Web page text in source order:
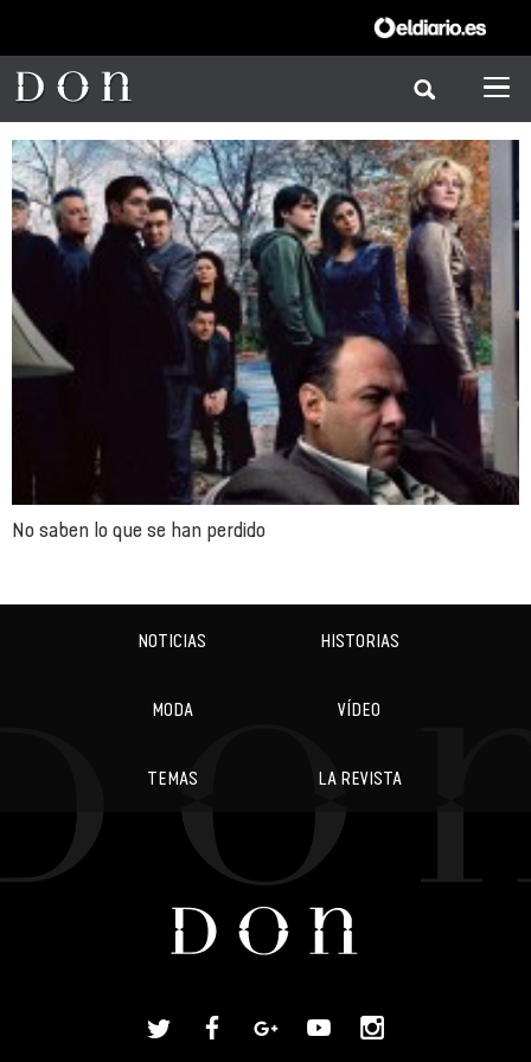
No saben lo que se han perdido
NOTICIAS HISTORIAS
MODA VÍDEO
TEMAS LA REVISTA